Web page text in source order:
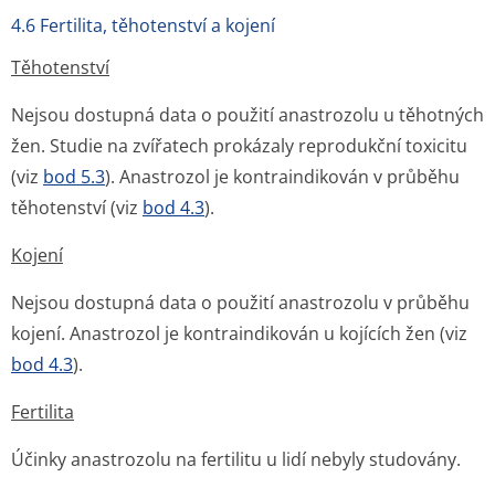
4.6 Fertilita, těhotenství a kojení
Těhotenství
Nejsou dostupná data o použití anastrozolu u těhotných
žen. Studie na zvířatech prokázaly reprodukční toxicitu
(viz bod 5.3). Anastrozol je kontraindikován v průběhu
těhotenství (viz bod 4.3).
Kojení
Nejsou dostupná data o použití anastrozolu v průběhu
kojení. Anastrozol je kontraindikován u kojících žen (viz
bod 4.3).
Fertilita
Účinky anastrozolu na fertilitu u lidí nebyly studovány.